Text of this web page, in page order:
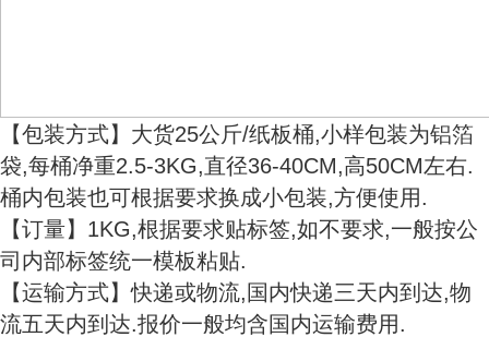
【包装方式】大货25公斤/纸板桶,小样包装为铝箔
袋,每桶净重2.5-3KG,直径36-40CM,高50CM左右.
桶内包装也可根据要求换成小包装,方便使用.
【订量】1KG,根据要求贴标签,如不要求,一般按公
司内部标签统一模板粘贴.
【运输方式】快递或物流,国内快递三天内到达,物
流五天内到达.报价一般均含国内运输费用.